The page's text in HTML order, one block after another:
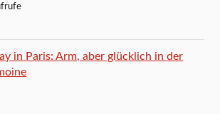
in Paris: Arm, aber glücklich in der